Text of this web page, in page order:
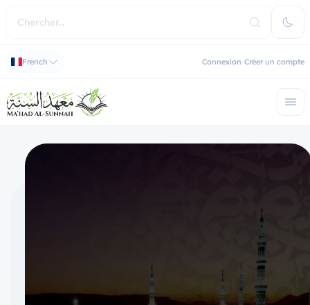
French Connexion Créer un compte